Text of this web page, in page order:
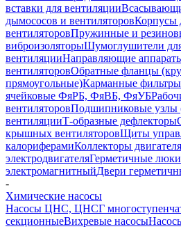
вставки для вентиляции
дымососов и вентиляторовКорпусы
вентиляторовПружинные и
виброизоляторыШумоглушители
вентиляцииНаправляющие
вентиляторовОбратные фланцы
прямоугольные)Карманные
ячейковые ФяРБ, ФяВБ, ФяУБ
вентиляторовПодшипниковые узлы
вентиляцииТ-образные дефлекторы
крышных вентиляторовЩиты
калориферамиКоллекторы
электродвигателяГерметичные люки
электромагнитныйДвери
-
Химические насосы
Насосы ЦНС, ЦНСГ
секционныеВихревые насосы